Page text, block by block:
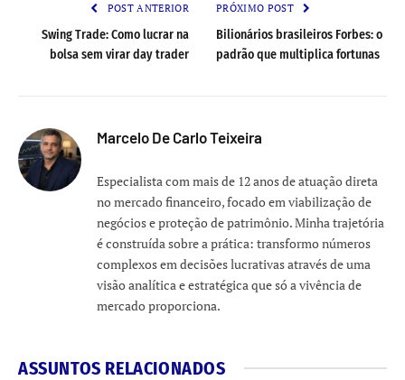
POST ANTERIOR
Swing Trade: Como lucrar na
bolsa sem virar day trader
PRÓXIMO POST
Bilionários brasileiros Forbes: o
padrão que multiplica fortunas
Marcelo De Carlo Teixeira
Especialista com mais de 12 anos de atuação direta
no mercado financeiro, focado em viabilização de
negócios e proteção de patrimônio. Minha trajetória
é construída sobre a prática: transformo números
complexos em decisões lucrativas através de uma
visão analítica e estratégica que só a vivência de
mercado proporciona.
ASSUNTOS RELACIONADOS